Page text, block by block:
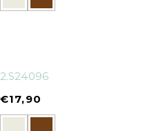
2.S24096
€17,90